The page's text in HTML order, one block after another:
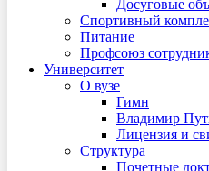
Досуговые
Спортивный
Питание
Профсоюз
Университет
О вузе
Гимн
Владимир
Лицензия и
Структура
Почетные